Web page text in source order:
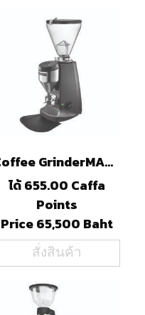
Coffee GrinderMAZZERSuperjollyVUp(B)
ได้ 655.00 Caffa
Points
Price 65,500 Baht
สั่งสินค้า